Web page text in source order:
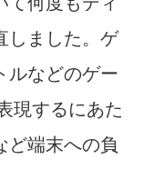
しました。ゲ
ルなどのゲー
現するにあた
ど端末への負